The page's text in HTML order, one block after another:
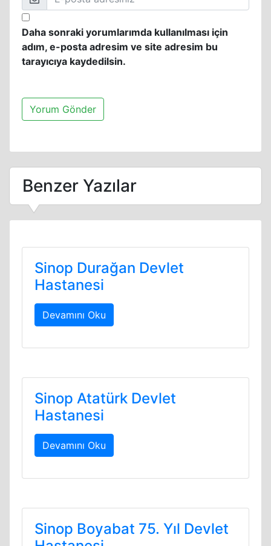
Daha sonraki yorumlarımda kullanılması için
adım, e-posta adresim ve site adresim bu
tarayıcıya kaydedilsin.
Benzer Yazılar
Sinop Durağan Devlet
Hastanesi
Devamını Oku
Sinop Atatürk Devlet
Hastanesi
Devamını Oku
Sinop Boyabat 75. Yıl Devlet